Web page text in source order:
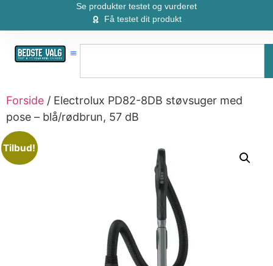
Se produkter testet og vurderet
Få testet dit produkt
Forside / Electrolux PD82-8DB støvsuger med
pose – blå/rødbrun, 57 dB
Tilbud!